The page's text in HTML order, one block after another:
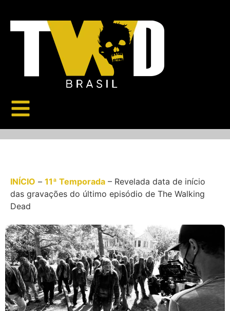
INÍCIO – 11ª Temporada – Revelada data de início
das gravações do último episódio de The Walking
Dead